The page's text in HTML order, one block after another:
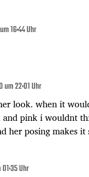
16:44 Uhr
um 22:01 Uhr
look. when it
and pink i wouldnt
her posing makes it
Uhr